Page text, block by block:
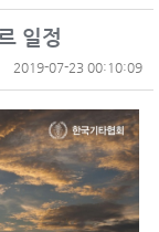
일정
2019-07-23 00:10:09